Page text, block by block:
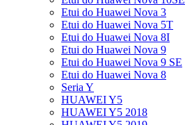
Etui do Huawei Nova 3
Etui do Huawei Nova 5T
Etui do Huawei Nova 8I
Etui do Huawei Nova 9
Etui do Huawei Nova 9 SE
Etui do Huawei Nova 8
Seria Y
HUAWEI Y5
HUAWEI Y5 2018